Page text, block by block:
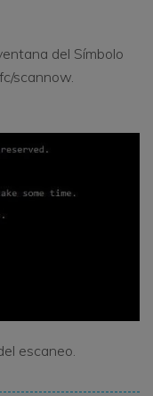
del Símbolo
scannow.
escaneo.